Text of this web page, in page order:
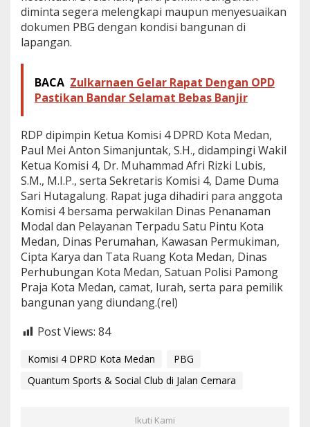
diminta segera melengkapi maupun menyesuaikan
dokumen PBG dengan kondisi bangunan di
lapangan.
BACA Zulkarnaen Gelar Rapat Dengan OPD
Pastikan Bandar Selamat Bebas Banjir
RDP dipimpin Ketua Komisi 4 DPRD Kota Medan,
Paul Mei Anton Simanjuntak, S.H., didampingi Wakil
Ketua Komisi 4, Dr. Muhammad Afri Rizki Lubis,
S.M., M.I.P., serta Sekretaris Komisi 4, Dame Duma
Sari Hutagalung. Rapat juga dihadiri para anggota
Komisi 4 bersama perwakilan Dinas Penanaman
Modal dan Pelayanan Terpadu Satu Pintu Kota
Medan, Dinas Perumahan, Kawasan Permukiman,
Cipta Karya dan Tata Ruang Kota Medan, Dinas
Perhubungan Kota Medan, Satuan Polisi Pamong
Praja Kota Medan, camat, lurah, serta para pemilik
bangunan yang diundang.(rel)
Post Views: 84
Komisi 4 DPRD Kota Medan
PBG
Quantum Sports & Social Club di Jalan Cemara
Ikuti Kami